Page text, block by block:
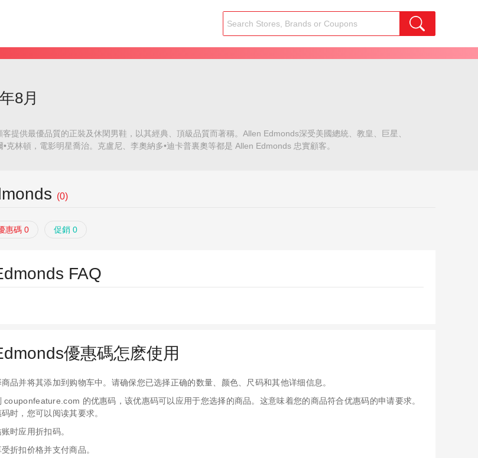
8月
提供最優品質的正裝及休閑男鞋，以其經典、頂級品質而著稱。Allen Edmonds深受美國總統、教皇、巨星、
克林頓，電影明星喬治。克盧尼、李奧納多•迪卡普裏奧等都是 Allen Edmonds 忠實顧客。
(0)
惠碼 0 促銷 0
FAQ
優惠碼怎麽使用
品并将其添加到购物车中。请确保您已选择正确的数量、颜色、尺码和其他详细信息。
couponfeature.com 的优惠码，该优惠码可以应用于您选择的商品。这意味着您的商品符合优惠码的申请要求。
时，您可以阅读其要求。
时应用折扣码。
折扣价格并支付商品。